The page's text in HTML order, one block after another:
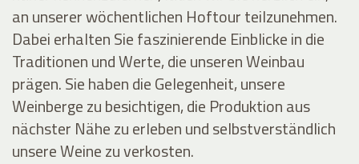
an unserer wöchentlichen Hoftour teilzunehmen.
Dabei erhalten Sie faszinierende Einblicke in die
Traditionen und Werte, die unseren Weinbau
prägen. Sie haben die Gelegenheit, unsere
Weinberge zu besichtigen, die Produktion aus
nächster Nähe zu erleben und selbstverständlich
unsere Weine zu verkosten.